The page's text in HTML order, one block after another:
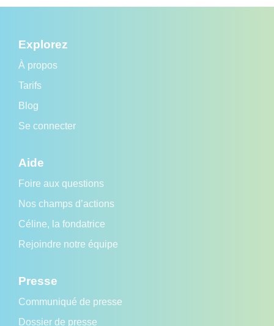
Explorez
À propos
Tarifs
Blog
Se connecter
Aide
Foire aux questions
Nos champs d’actions
Céline, la fondatrice
Rejoindre notre équipe
Presse
Communiqué de presse
Dossier de presse